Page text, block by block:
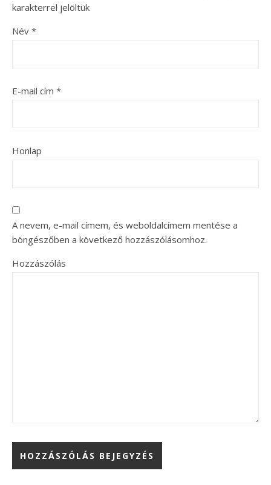
karakterrel jelöltük
Név *
E-mail cím *
Honlap
A nevem, e-mail címem, és weboldalcímem mentése a
böngészőben a következő hozzászólásomhoz.
Hozzászólás